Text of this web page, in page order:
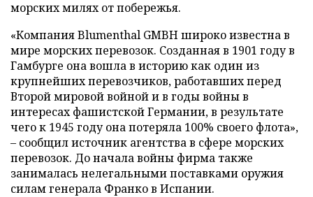
морских милях от побережья.
«Компания Blumenthal GMBH широко известна в
мире морских перевозок. Созданная в 1901 году в
Гамбурге она вошла в историю как один из
крупнейших перевозчиков, работавших перед
Второй мировой войной и в годы войны в
интересах фашистской Германии, в результате
чего к 1945 году она потеряла 100% своего флота»,
– сообщил источник агентства в сфере морских
перевозок. До начала войны фирма также
занималась нелегальными поставками оружия
силам генерала Франко в Испании.